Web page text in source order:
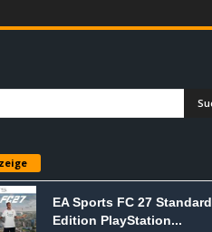
EA Sports FC 27 Standard
Edition PlayStation...